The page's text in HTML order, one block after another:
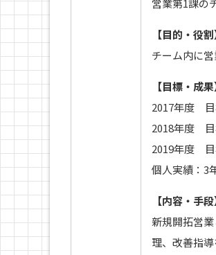
営業第1課の
【目的・役割
チーム内に
【目標・成果
2017年度
2018年度
2019年度
個人実績：3
【内容・手段
新規開拓営
理、改善指導